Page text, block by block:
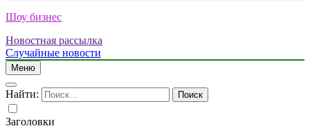
Шоу бизнес
Новостная рассылка
Случайные новости
Меню
Найти:
Заголовки